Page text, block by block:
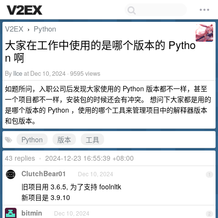
V2EX › Python
大家在工作中使用的是哪个版本的 Pytho
n 啊
By IIceat Dec 10, 2024 · 9595 views
如题所问，入职公司后发现大家使用的 Python 版本都不一样，甚至
一个项目都不一样，安装包的时候还会有冲突。 想问下大家都是用的
是哪个版本的 Python ，使用的哪个工具来管理项目中的解释器版本
和包版本。
Python
版本
工具
43 replies • 2024-12-23 16:55:39 +08:00
1
ClutchBear01 Dec 10, 2024
旧项目用 3.6.5, 为了支持 foolnltk
新项目是 3.9.10
2
bitmin Dec 10, 2024